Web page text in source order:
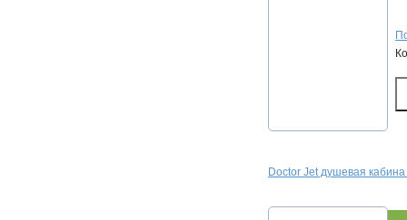
Doctor Jet душевая